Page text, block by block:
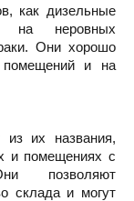
как дизельные
на неровных
Они хорошо
помещений и на
из их названия,
и помещениях с
позволяют
склада и могут